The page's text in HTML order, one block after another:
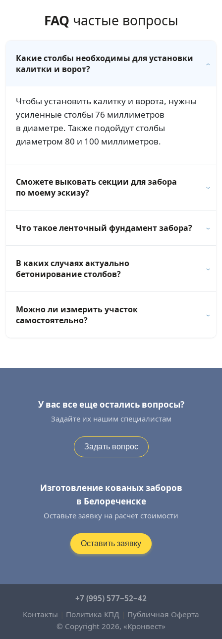
FAQ частые вопросы
Какие столбы необходимы для установки
калитки и ворот?
Чтобы установить калитку и ворота, нужны
усиленные столбы 76 миллиметров
в диаметре. Также подойдут столбы
диаметром 80 и 100 миллиметров.
Сможете выковать секции для забора
по моему эскизу?
Что такое ленточный фундамент забора?
В каких случаях актуально
бетонирование столбов?
Можно ли измерить участок
самостоятельно?
У вас все еще остались вопросы?
Задайте их нашим специалистам
Задать вопрос
Изготовление кованых заборов
в Белореченске
Оставьте заявку на расчет стоимости
Оставить заявку
© Copyright 2026, «Кронвест»
+7 (995) 577−52−42
Контакты
Политика КПД Публичная Оферта